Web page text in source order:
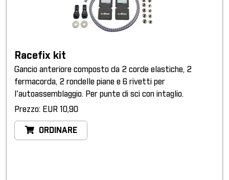
Racefix kit
Gancio anteriore composto da 2 corde elastiche, 2
fermacorda, 2 rondelle piane e 6 rivetti per
l'autoassemblaggio. Per punte di sci con intaglio.
Prezzo: EUR 10,90
ORDINARE